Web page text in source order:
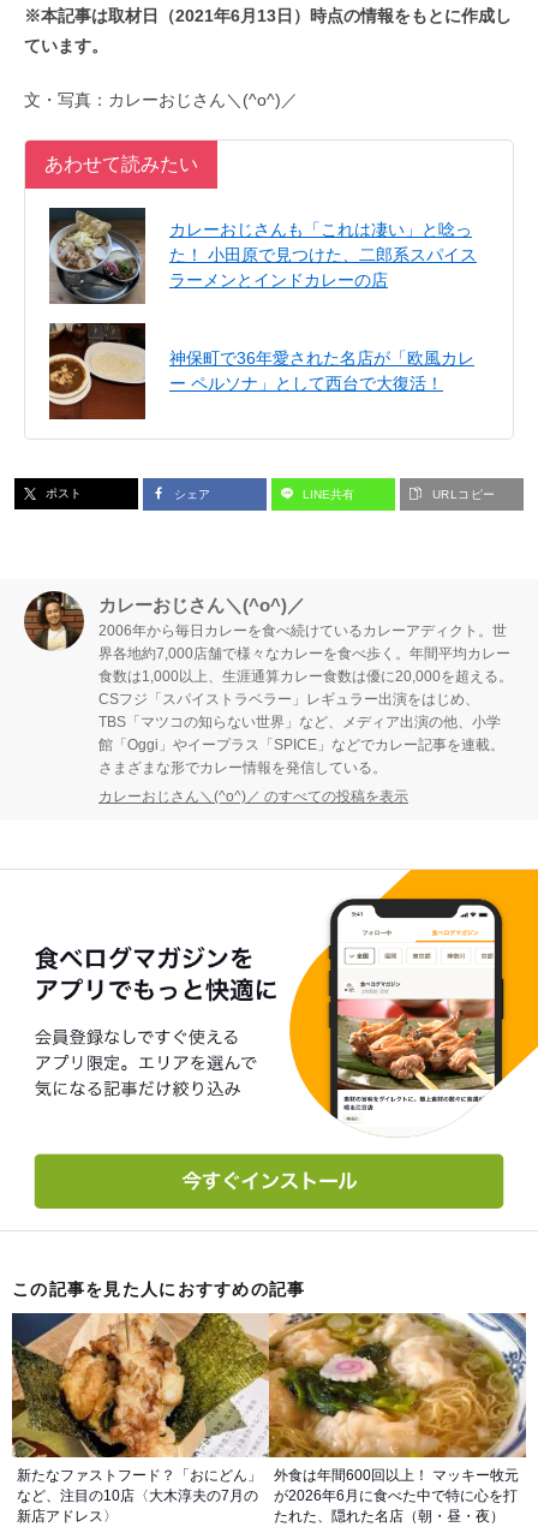
※本記事は取材日（2021年6月13日）時点の情報をもとに作成し
ています。
文・写真：カレーおじさん＼(^o^)／
あわせて読みたい
カレーおじさんも「これは凄い」と唸っ
た！ 小田原で見つけた、二郎系スパイス
ラーメンとインドカレーの店
神保町で36年愛された名店が「欧風カレ
ー ペルソナ」として西台で大復活！
ポスト シェア LINE共有 URLコピー
カレーおじさん＼(^o^)／
2006年から毎日カレーを食べ続けているカレーアディクト。世
界各地約7,000店舗で様々なカレーを食べ歩く。年間平均カレー
食数は1,000以上、生涯通算カレー食数は優に20,000を超える。
CSフジ「スパイストラベラー」レギュラー出演をはじめ、
TBS「マツコの知らない世界」など、メディア出演の他、小学
館「Oggi」やイープラス「SPICE」などでカレー記事を連載。
さまざまな形でカレー情報を発信している。
カレーおじさん＼(^o^)／ のすべての投稿を表示
この記事を見た人におすすめの記事
新たなファストフード？「おにどん」
など、注目の10店〈大木淳夫の7月の
新店アドレス〉
外食は年間600回以上！ マッキー牧元
が2026年6月に食べた中で特に心を打
たれた、隠れた名店（朝・昼・夜）